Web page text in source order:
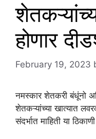
होणार
February 19, 2023
नमस्कार शेतकरी बंधूंनो
शेतकऱ्यांच्या खात्यात
संदर्भात माहिती या